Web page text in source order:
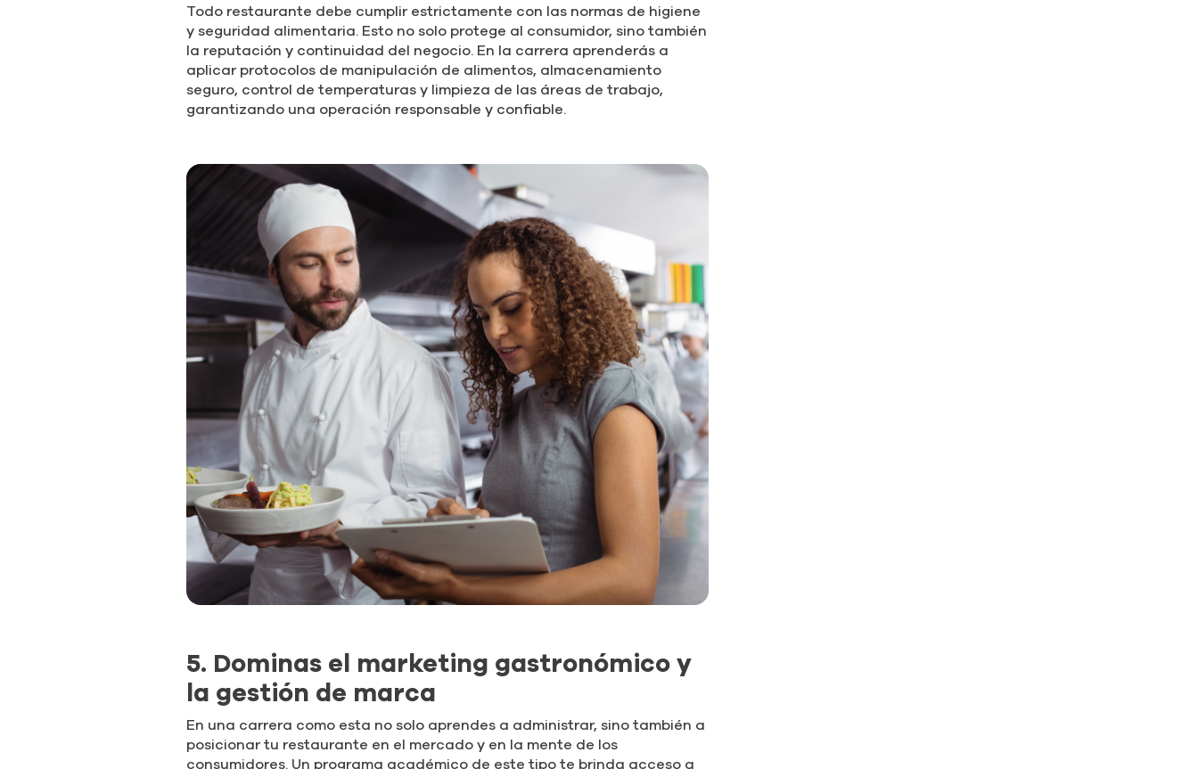
Todo restaurante debe cumplir estrictamente con las normas de higiene
y seguridad alimentaria. Esto no solo protege al consumidor, sino también
la reputación y continuidad del negocio. En la carrera aprenderás a
aplicar protocolos de manipulación de alimentos, almacenamiento
seguro, control de temperaturas y limpieza de las áreas de trabajo,
garantizando una operación responsable y confiable.
5. Dominas el marketing gastronómico y
la gestión de marca
En una carrera como esta no solo aprendes a administrar, sino también a
posicionar tu restaurante en el mercado y en la mente de los
consumidores. Un programa académico de este tipo te brinda acceso a